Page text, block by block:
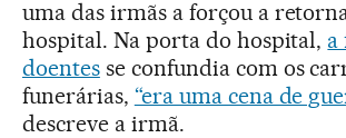
uma das irmãs a forçou a
hospital. Na porta do hospital, a
doentesse confundia com os
funerárias, “era uma cena de
descreve a irmã.